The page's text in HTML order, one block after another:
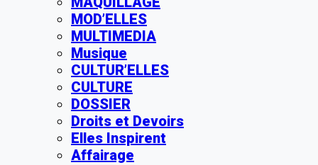
MOD’ELLES
MULTIMEDIA
Musique
CULTUR’ELLES
CULTURE
DOSSIER
Droits et Devoirs
Elles Inspirent
Affairage